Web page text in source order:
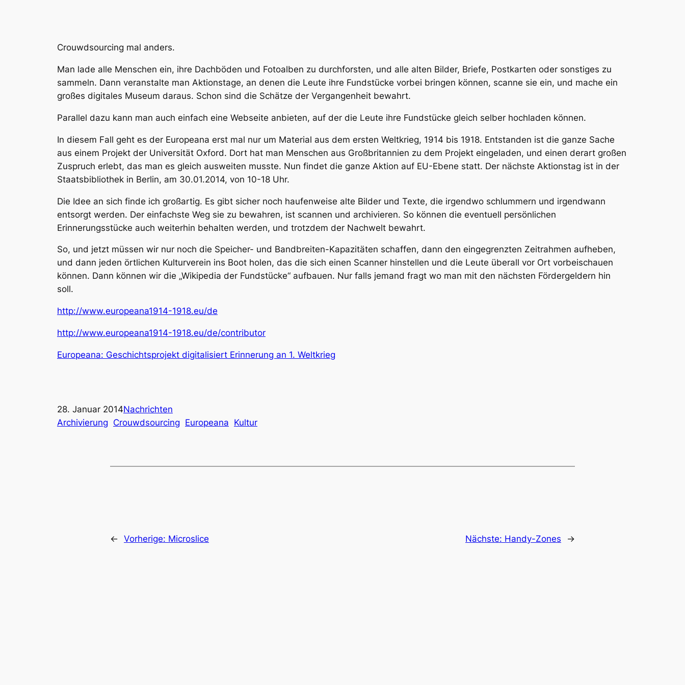
Crouwdsourcing mal anders.
Man lade alle Menschen ein, ihre Dachböden und Fotoalben zu durchforsten, und alle alten Bilder, Briefe, Postkarten oder sonstiges zu
sammeln. Dann veranstalte man Aktionstage, an denen die Leute ihre Fundstücke vorbei bringen können, scanne sie ein, und mache ein
großes digitales Museum daraus. Schon sind die Schätze der Vergangenheit bewahrt.
Parallel dazu kann man auch einfach eine Webseite anbieten, auf der die Leute ihre Fundstücke gleich selber hochladen können.
In diesem Fall geht es der Europeana erst mal nur um Material aus dem ersten Weltkrieg, 1914 bis 1918. Entstanden ist die ganze Sache
aus einem Projekt der Universität Oxford. Dort hat man Menschen aus Großbritannien zu dem Projekt eingeladen, und einen derart großen
Zuspruch erlebt, das man es gleich ausweiten musste. Nun findet die ganze Aktion auf EU-Ebene statt. Der nächste Aktionstag ist in der
Staatsbibliothek in Berlin, am 30.01.2014, von 10-18 Uhr.
Die Idee an sich finde ich großartig. Es gibt sicher noch haufenweise alte Bilder und Texte, die irgendwo schlummern und irgendwann
entsorgt werden. Der einfachste Weg sie zu bewahren, ist scannen und archivieren. So können die eventuell persönlichen
Erinnerungsstücke auch weiterhin behalten werden, und trotzdem der Nachwelt bewahrt.
So, und jetzt müssen wir nur noch die Speicher- und Bandbreiten-Kapazitäten schaffen, dann den eingegrenzten Zeitrahmen aufheben,
und dann jeden örtlichen Kulturverein ins Boot holen, das die sich einen Scanner hinstellen und die Leute überall vor Ort vorbeischauen
können. Dann können wir die „Wikipedia der Fundstücke“ aufbauen. Nur falls jemand fragt wo man mit den nächsten Fördergeldern hin
soll.
http://www.europeana1914-1918.eu/de
http://www.europeana1914-1918.eu/de/contributor
Europeana: Geschichtsprojekt digitalisiert Erinnerung an 1. Weltkrieg
28. Januar 2014Nachrichten
Archivierung Crouwdsourcing Europeana Kultur
← Vorherige: Microslice Nächste: Handy-Zones →